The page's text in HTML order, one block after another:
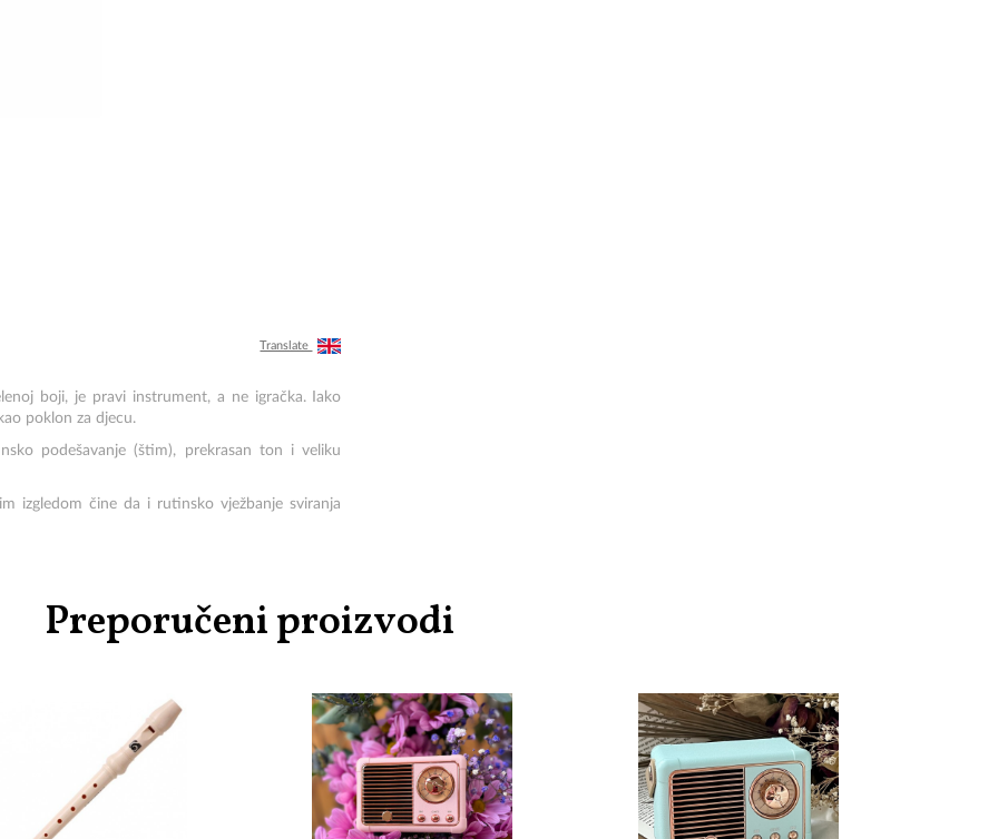
Translate
boji, je pravi instrument, a ne igračka. Iako
poklon za djecu.
podešavanje (štim), prekrasan ton i veliku
izgledom čine da i rutinsko vježbanje sviranja
Preporučeni proizvodi